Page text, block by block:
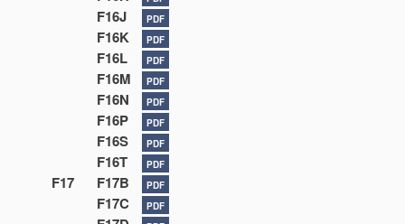
F16J PDF
F16K PDF
F16L PDF
F16M PDF
F16N PDF
F16P PDF
F16S PDF
F16T PDF
F17 F17B PDF
F17C PDF